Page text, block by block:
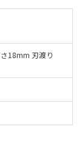
18mm 刃渡り